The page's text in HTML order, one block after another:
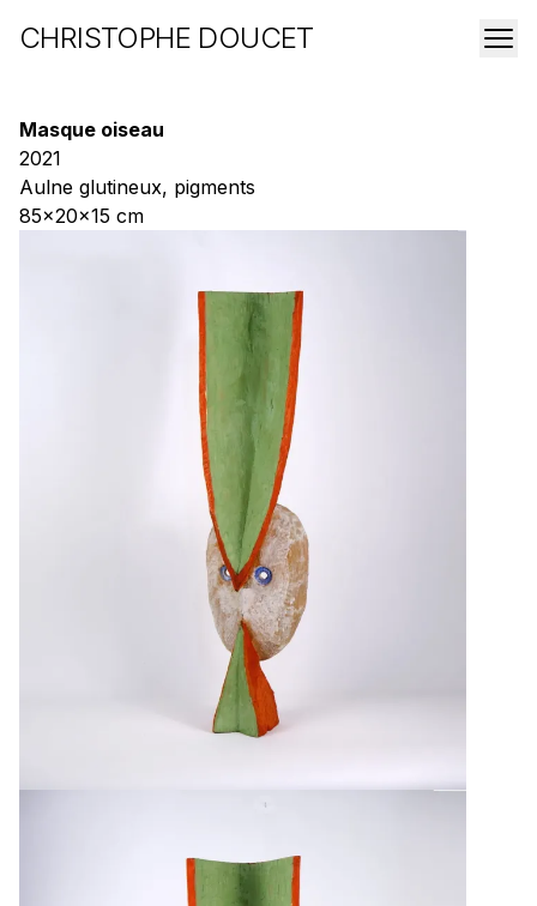
CHRISTOPHE DOUCET
Masque oiseau
2021
Aulne glutineux, pigments
85x20x15 cm